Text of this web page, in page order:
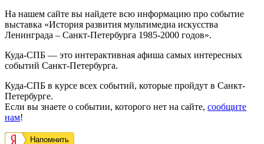
На нашем сайте вы найдете всю информацию про событие
выставка «История развития мультимедиа искусства
Ленинграда – Санкт-Петербурга 1985-2000 годов».
Куда-СПБ — это интерактивная афиша самых интересных
событий Санкт-Петербурга.
Куда-СПБ в курсе всех событий, которые пройдут в Санкт-
Петербурге.
Если вы знаете о событии, которого нет на сайте, сообщите
нам!
Напомнить